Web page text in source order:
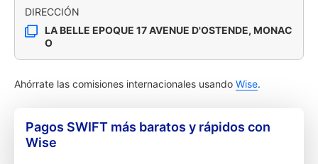
DIRECCIÓN
LA BELLE EPOQUE 17 AVENUE D'OSTENDE, MONAC
O
Ahórrate las comisiones internacionales usando Wise.
Pagos SWIFT más baratos y rápidos con
Wise